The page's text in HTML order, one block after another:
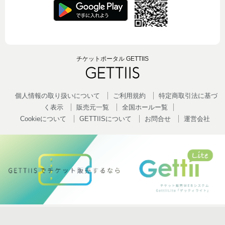
チケットポータル GETTIIS
個人情報の取り扱いについて ご利用規約
特定商取引法に基づ
く表示
販売元一覧
全国ホールー覧
Cookieについて
GETTIISについて お問合せ 運営会社